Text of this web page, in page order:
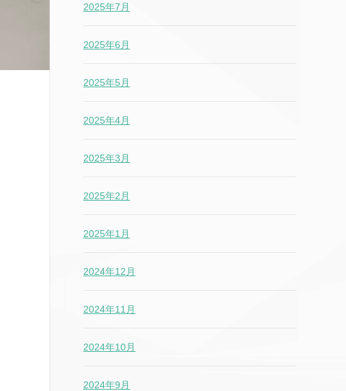
2025年7月
2025年6月
2025年5月
2025年4月
2025年3月
2025年2月
2025年1月
2024年12月
2024年11月
2024年10月
2024年9月